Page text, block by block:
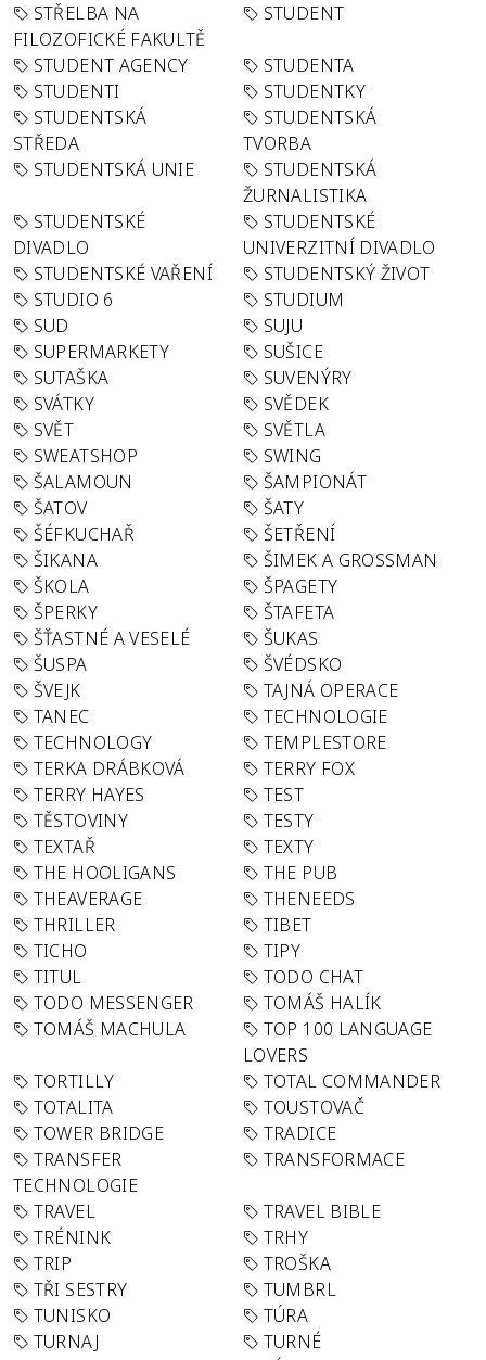
STŘELBA NA
FILOZOFICKÉ FAKULTĚ
STUDENT
STUDENT AGENCY
STUDENTA
STUDENTI
STUDENTKY
STUDENTSKÁ
STŘEDA
STUDENTSKÁ
TVORBA
STUDENTSKÁ UNIE
STUDENTSKÁ
ŽURNALISTIKA
STUDENTSKÉ
DIVADLO
STUDENTSKÉ
UNIVERZITNÍ DIVADLO
STUDENTSKÉ VAŘENÍ
STUDENTSKÝ ŽIVOT
STUDIO 6
STUDIUM
SUD
SUJU
SUPERMARKETY
SUŠICE
SUTAŠKA
SUVENÝRY
SVÁTKY
SVĚDEK
SVĚT
SVĚTLA
SWEATSHOP
SWING
ŠALAMOUN
ŠAMPIONÁT
ŠATOV
ŠATY
ŠÉFKUCHAŘ
ŠETŘENÍ
ŠIKANA
ŠIMEK A GROSSMAN
ŠKOLA
ŠPAGETY
ŠPERKY
ŠTAFETA
ŠŤASTNÉ A VESELÉ
ŠUKAS
ŠUSPA
ŠVÉDSKO
ŠVEJK
TAJNÁ OPERACE
TANEC
TECHNOLOGIE
TECHNOLOGY
TEMPLESTORE
TERKA DRÁBKOVÁ
TERRY FOX
TERRY HAYES
TEST
TĚSTOVINY
TESTY
TEXTAŘ
TEXTY
THE HOOLIGANS
THE PUB
THEAVERAGE
THENEEDS
THRILLER
TIBET
TICHO
TIPY
TITUL
TODO CHAT
TODO MESSENGER
TOMÁŠ HALÍK
TOMÁŠ MACHULA
TOP 100 LANGUAGE
LOVERS
TORTILLY
TOTAL COMMANDER
TOTALITA
TOUSTOVAČ
TOWER BRIDGE
TRADICE
TRANSFER
TECHNOLOGIE
TRANSFORMACE
TRAVEL
TRAVEL BIBLE
TRÉNINK
TRHY
TRIP
TROŠKA
TŘI SESTRY
TUMBRL
TUNISKO
TÚRA
TURNAJ
TURNÉ